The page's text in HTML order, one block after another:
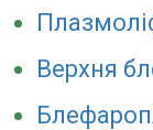
Верхня